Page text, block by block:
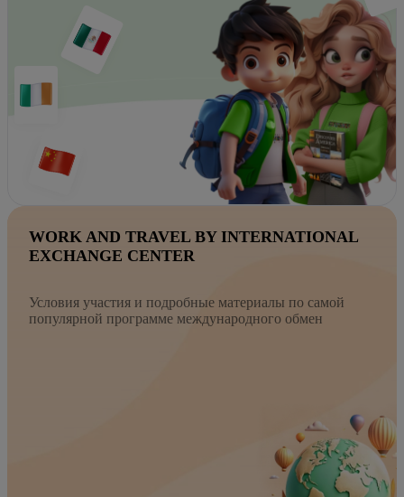
WORK AND TRAVEL BY INTERNATIONAL
EXCHANGE CENTER
Условия участия и подробные материалы по самой
популярной программе международного обмен